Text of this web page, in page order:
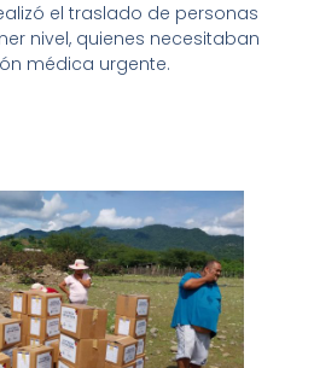
el traslado de personas
nivel, quienes necesitaban
médica urgente.